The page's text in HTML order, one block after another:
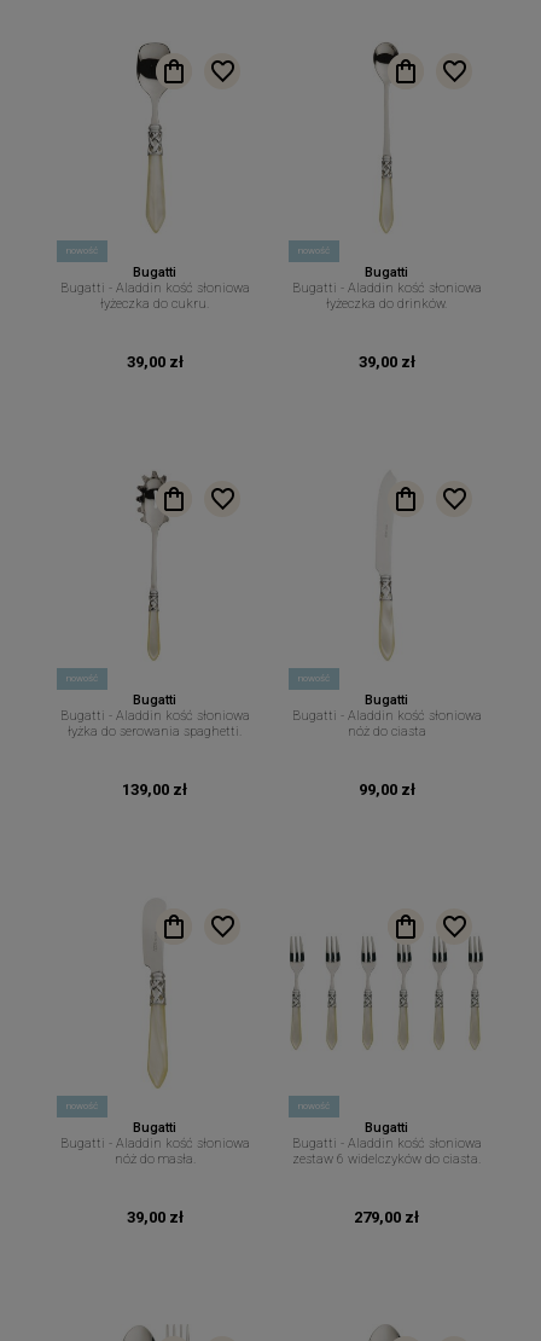
nowość
Bugatti
Bugatti - Aladdin kość słoniowa
łyżeczka do cukru.
39,00 zł
nowość
Bugatti
Bugatti - Aladdin kość słoniowa
łyżeczka do drinków.
39,00 zł
nowość
Bugatti
Bugatti - Aladdin kość słoniowa
łyżka do serowania spaghetti.
139,00 zł
nowość
Bugatti
Bugatti - Aladdin kość słoniowa
nóż do ciasta
99,00 zł
nowość
Bugatti
Bugatti - Aladdin kość słoniowa
nóż do masła.
39,00 zł
nowość
Bugatti
Bugatti - Aladdin kość słoniowa
zestaw 6 widelczyków do ciasta.
279,00 zł